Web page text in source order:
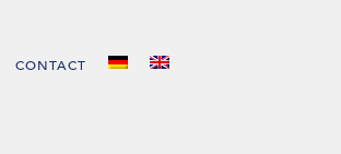
CONTACT